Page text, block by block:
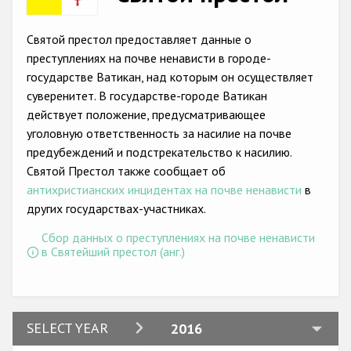
Anti-Roma hate crime
Anti-Semitic hate crime
Anti-Muslim hate crime
Anti-Christian hate crime
Other hate crime based on religion or belief
Gender-based hate crime
Disability hate crime
Организации гражданского общества
Святой престол предоставляет данные о
преступлениях на почве ненависти в городе-
государстве Ватикан, над которым он осуществляет
суверенитет. В государстве-городе Ватикан
действует положение, предусматривающее
уголовную ответственность за насилие на почве
предубеждений и подстрекательство к насилию.
Святой Престол также сообщает об
антихристианских инцидентах на почве ненависти в
других государствах-участниках.
Сбор данных о преступлениях на почве ненависти
в Святейший престол (анг.)
SELECT YEAR 2016
2024